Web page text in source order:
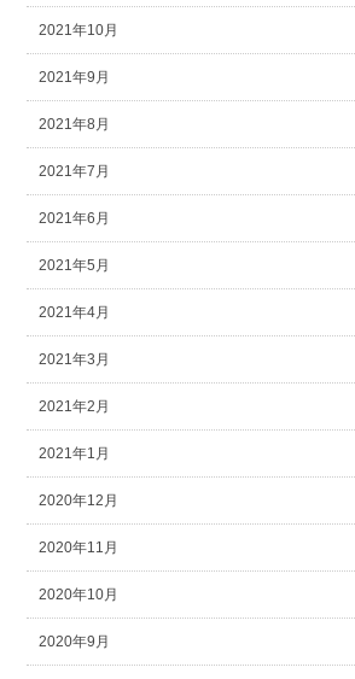
2021年10月
2021年9月
2021年8月
2021年7月
2021年6月
2021年5月
2021年4月
2021年3月
2021年2月
2021年1月
2020年12月
2020年11月
2020年10月
2020年9月